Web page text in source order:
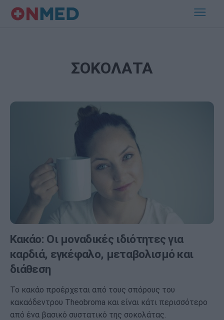
ΣΟΚΟΛΑΤΑ
Κακάο: Οι μοναδικές ιδιότητες για
καρδιά, εγκέφαλο, μεταβολισμό και
διάθεση
Το κακάο προέρχεται από τους σπόρους του
κακαόδεντρου Theobroma και είναι κάτι περισσότερο
από ένα βασικό συστατικό της σοκολάτας.